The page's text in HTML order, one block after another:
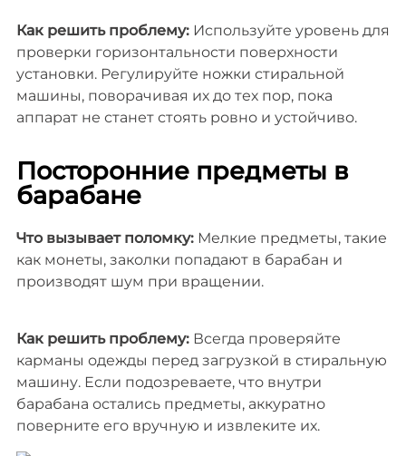
Как решить проблему:Используйте уровень для
проверки горизонтальности поверхности
установки. Регулируйте ножки стиральной
машины, поворачивая их до тех пор, пока
аппарат не станет стоять ровно и устойчиво.
Посторонние предметы в
барабане
Что вызывает поломку:Мелкие предметы, такие
как монеты, заколки попадают в барабан и
производят шум при вращении.
Как решить проблему:Всегда проверяйте
карманы одежды перед загрузкой в стиральную
машину. Если подозреваете, что внутри
барабана остались предметы, аккуратно
поверните его вручную и извлеките их.